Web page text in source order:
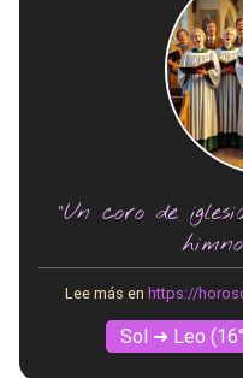
"Un coro de
Lee más en https://